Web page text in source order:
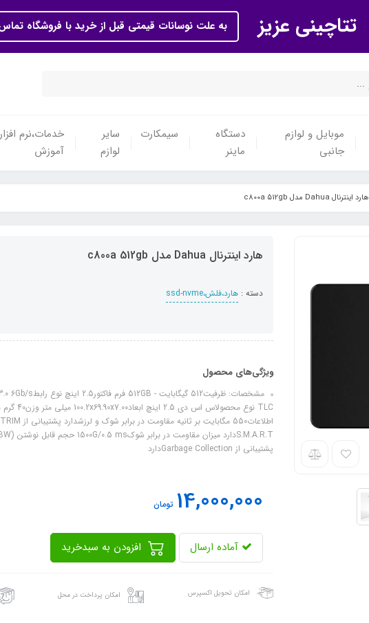
تتاچینی عزیز به علت نوسانات قیمتی قبل از خرید با فروشگاه
موبایل و لوازم
جانبی
دستگاه
ماینر
سیمکارت
سایر
لوازم
خدمات،نرم
آموزش
هارد اینترنال Dahua مدل c800a 512gb
هارد اینترنال Dahua مدل c800a 512gb
دسته : هارد،فلش،ssd-nvme
ویژگی‌های محصول
پشتیبانی از Garbage Collectionدارد
14,000,000 تومان
آماده ارسال
امکان تحویل اکسپرس امکان پرداخت در محل